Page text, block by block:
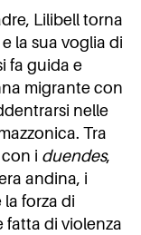
Lilibell torna
la sua voglia di
fa guida e
migrante con
nelle
Tra
i duendes,
andina, i
forza di
fatta di violenza